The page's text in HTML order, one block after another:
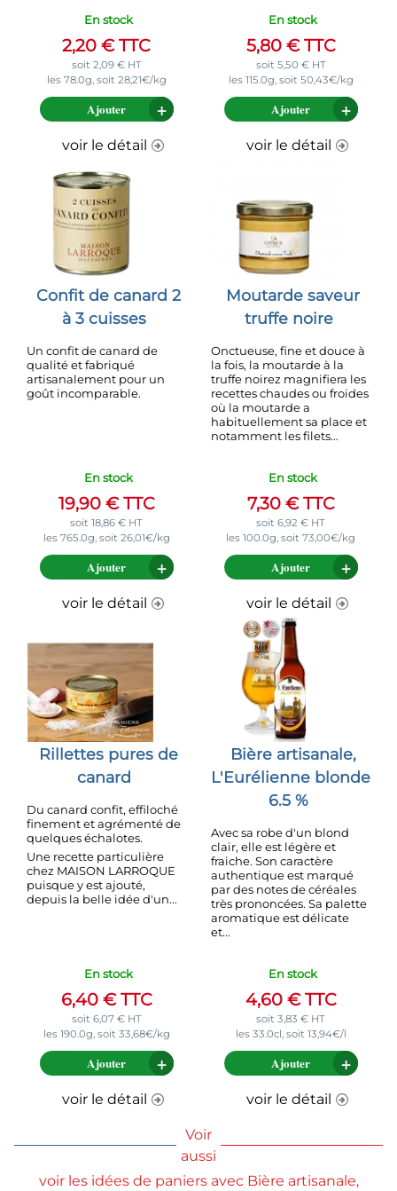
En stock
2,20 €TTC
soit 2,09 €HT
les 78.0g, soit 28,21€/kg
Ajouter
voir le détail
En stock
5,80 €TTC
soit 5,50 €HT
les 115.0g, soit 50,43€/kg
Ajouter
voir le détail
Confit de canard 2
à 3 cuisses
Un confit de canard de
qualité et fabriqué
artisanalement pour un
goût incomparable.
En stock
19,90 €TTC
soit 18,86 € HT
les 765.0g, soit 26,01€/kg
Ajouter
voir le détail
Moutarde saveur
truffe noire
Onctueuse, fine et douce à
la fois, la moutarde à la
truffe noirez magnifiera les
recettes chaudes ou froides
où la moutarde a
habituellement sa place et
notamment les filets...
En stock
7,30 €TTC
soit 6,92 € HT
les 100.0g, soit 73,00€/kg
Ajouter
voir le détail
Rillettes pures de
canard
Du canard confit, effiloché
finement et agrémenté de
quelques échalotes.
Une recette particulière
chez MAISON LARROQUE
puisque y est ajouté,
depuis la belle idée d'un...
En stock
6,40 €TTC
soit 6,07 €HT
les 190.0g, soit 33,68€/kg
Ajouter
voir le détail
Bière artisanale,
L'Eurélienne blonde
6.5 %
Avec sa robe d'un blond
clair, elle est légère et
fraiche. Son caractère
authentique est marqué
par des notes de céréales
très prononcées. Sa palette
aromatique est délicate
et...
En stock
4,60 €TTC
soit 3,83 € HT
les 33.0cl, soit 13,94€/l
Ajouter
voir le détail
Voir
aussi
voir les idées de paniers avec Bière artisanale,